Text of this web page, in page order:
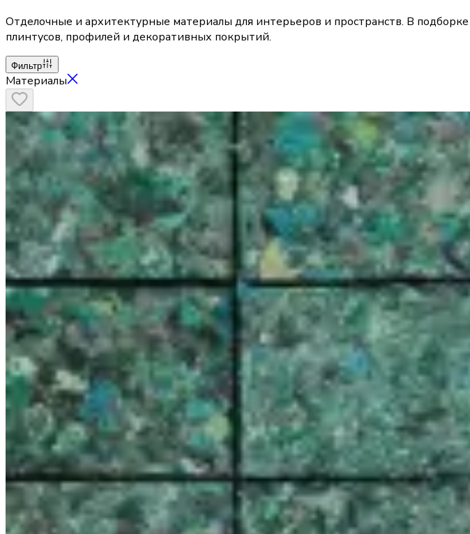
Отделочные и архитектурные материалы для интерьеров и пространств. В
плинтусов, профилей и декоративных покрытий.
Фильтр
Материалы